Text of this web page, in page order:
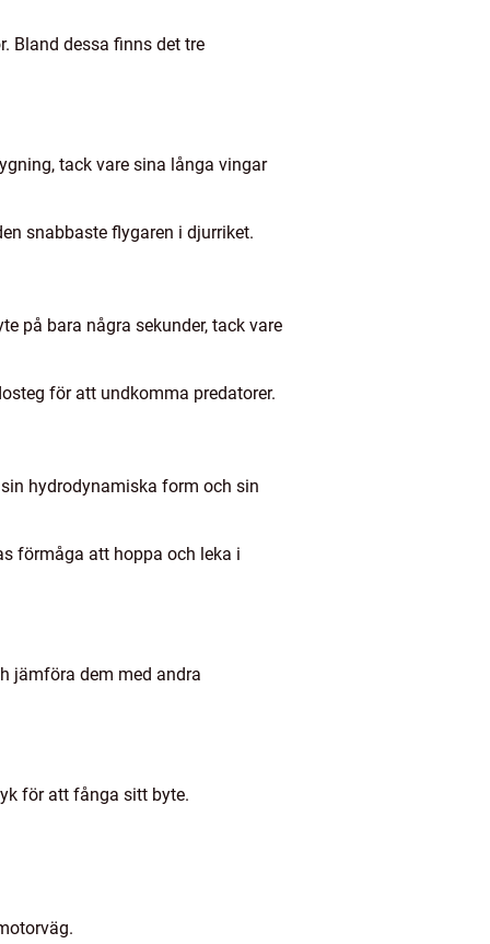
Bland dessa finns det tre
tack vare sina långa vingar
snabbaste flygaren i djurriket.
på bara några sekunder, tack vare
för att undkomma predatorer.
hydrodynamiska form och sin
förmåga att hoppa och leka i
jämföra dem med andra
för att fånga sitt byte.